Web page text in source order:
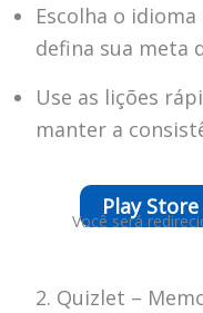
Escolha o
defina sua meta
Use as lições
manter a
Play Store
Você será
2. Quizlet –